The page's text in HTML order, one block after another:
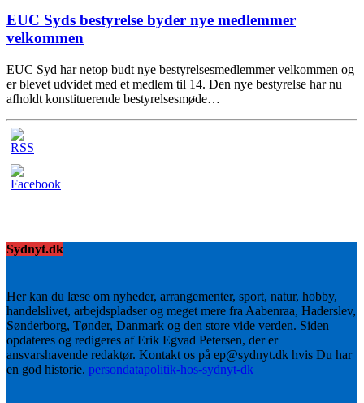
EUC Syds bestyrelse byder nye medlemmer
velkommen
EUC Syd har netop budt nye bestyrelsesmedlemmer velkommen og
er blevet udvidet med et medlem til 14. Den nye bestyrelse har nu
afholdt konstituerende bestyrelsesmøde…
Sydnyt.dk
Her kan du læse om nyheder, arrangementer, sport, natur, hobby,
handelslivet, arbejdspladser og meget mere fra Aabenraa, Haderslev,
Sønderborg, Tønder, Danmark og den store vide verden. Siden
opdateres og redigeres af Erik Egvad Petersen, der er
ansvarshavende redaktør. Kontakt os på ep@sydnyt.dk hvis Du har
en god historie. persondatapolitik-hos-sydnyt-dk